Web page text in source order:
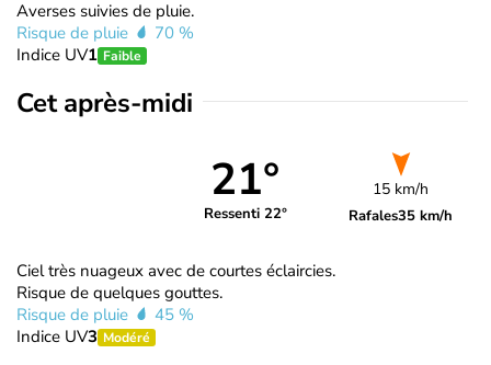
Averses suivies de pluie.
Risque de pluie
70 %
Indice UV1 Faible
Cet après-midi
21°
Ressenti 22°
15 km/h
Rafales35 km/h
Ciel très nuageux avec de courtes éclaircies.
Risque de quelques gouttes.
Risque de pluie
45 %
Indice UV3 Modéré